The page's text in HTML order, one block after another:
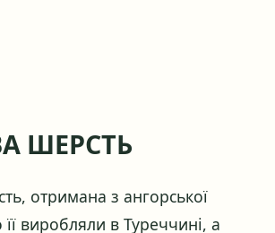
ШЕРСТЬ
отримана з ангорської
виробляли в Туреччині, а